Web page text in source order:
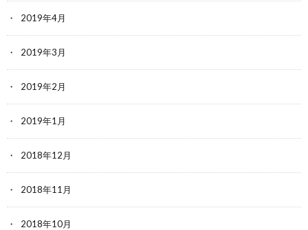
2019年4月
2019年3月
2019年2月
2019年1月
2018年12月
2018年11月
2018年10月